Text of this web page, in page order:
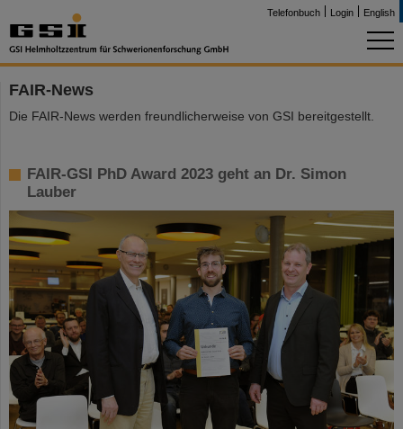
Telefonbuch Login English
FAIR-News
Die FAIR-News werden freundlicherweise von GSI bereitgestellt.
FAIR-GSI PhD Award 2023 geht an Dr. Simon
Lauber